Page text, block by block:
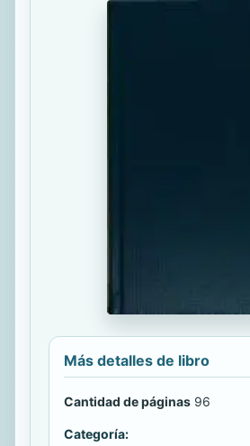
Más detalles de libro
Cantidad de páginas 96
Categoría: